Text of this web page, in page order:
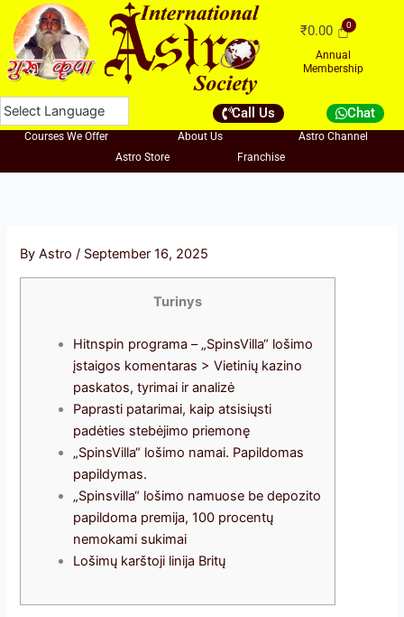
Skip
content
₹0.00
Annual
Membership
Call Us Chat
Courses We Offer About Us
Astro Channel
Astro Store
Franchise
ByAstro/ September 16, 2025
Turinys
Hitnspin programa – „SpinsVilla“ lošimo
įstaigos komentaras > Vietinių kazino
paskatos, tyrimai ir analizė
Paprasti patarimai, kaip atsisiųsti
padėties stebėjimo priemonę
„SpinsVilla“ lošimo namai. Papildomas
papildymas.
„Spinsvilla“ lošimo namuose be depozito
papildoma premija, 100 procentų
nemokami sukimai
Lošimų karštoji linija Britų